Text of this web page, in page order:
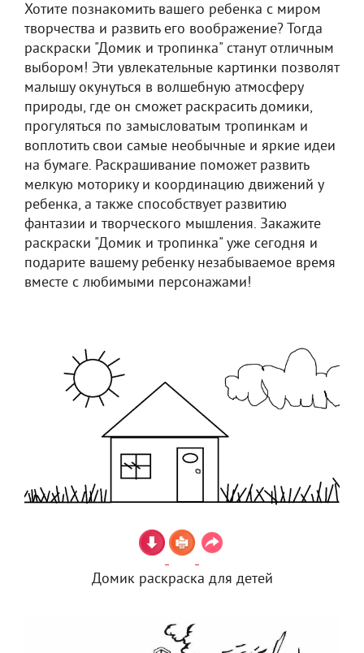
Хотите познакомить вашего ребенка с миром
творчества и развить его воображение? Тогда
раскраски "Домик и тропинка" станут отличным
выбором! Эти увлекательные картинки позволят
малышу окунуться в волшебную атмосферу
природы, где он сможет раскрасить домики,
прогуляться по замысловатым тропинкам и
воплотить свои самые необычные и яркие идеи
на бумаге. Раскрашивание поможет развить
мелкую моторику и координацию движений у
ребенка, а также способствует развитию
фантазии и творческого мышления. Закажите
раскраски "Домик и тропинка" уже сегодня и
подарите вашему ребенку незабываемое время
вместе с любимыми персонажами!
Домик раскраска для детей